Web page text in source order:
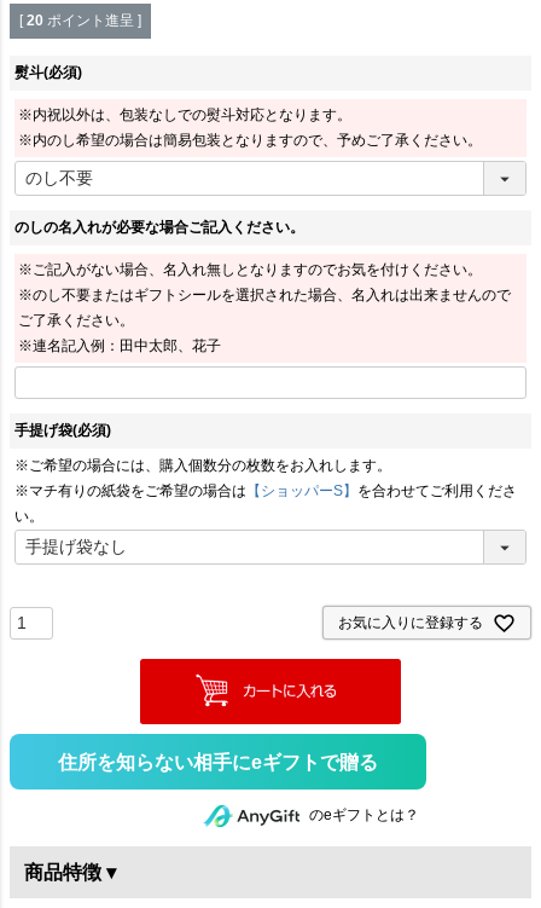
[ 20 ポイント進呈 ]
熨斗(必須)
※内祝以外は、包装なしでの熨斗対応となります。
※内のし希望の場合は簡易包装となりますので、予めご了承ください。
のしの名入れが必要な場合ご記入ください。
※ご記入がない場合、名入れ無しとなりますのでお気を付けください。
※のし不要またはギフトシールを選択された場合、名入れは出来ませんので
ご了承ください。
※連名記入例：田中太郎、花子
手提げ袋(必須)
※ご希望の場合には、購入個数分の枚数をお入れします。
※マチ有りの紙袋をご希望の場合は 【ショッパーS】 を合わせてご利用くださ
い。
お気に入りに登録する
住所を知らない相手にeギフトで贈る
のeギフトとは？
商品特徴 ▾